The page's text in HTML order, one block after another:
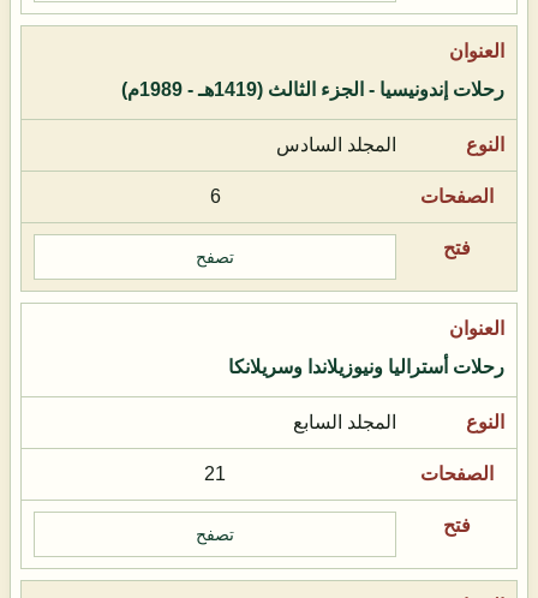
رحلات إندونيسيا - الجزء الثالث (1419هـ - 1989م)
المجلد السادس
6
تصفح
رحلات أستراليا ونيوزيلاندا وسريلانكا
المجلد السابع
21
تصفح